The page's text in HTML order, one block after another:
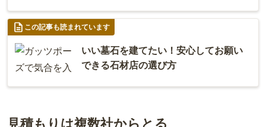
この記事も読まれています
いい墓石を建てたい！安心してお願い
できる石材店の選び方
見積もりは複数社からとる